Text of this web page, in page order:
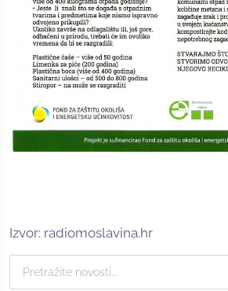
Izvor: radiomoslavina.hr